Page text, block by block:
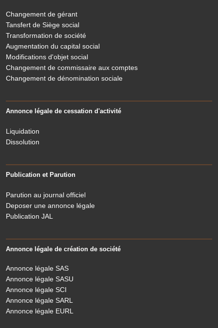
Changement de gérant
Tansfert de Siège social
Transformation de société
Augmentation du capital social
Modifications d'objet social
Changement de commissaire aux comptes
Changement de dénomination sociale
Annonce légale de cessation d'activité
Liquidation
Dissolution
Publication et Parution
Parution au journal officiel
Deposer une annonce légale
Publication JAL
Annonce légale de création de société
Annonce légale SAS
Annonce légale SASU
Annonce légale SCI
Annonce légale SARL
Annonce légale EURL